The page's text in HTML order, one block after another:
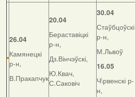
26.04
Камянецкі
р-н,
В.Пракапчук
20.04
Бераставіцкі
р-н,
Дз.Вінчэўскі,
Ю.Квач,
С.Саковіч
30.04
Стаўбцоўскі
р-н,
М.Львоў
16.05
Ч\рвенскі р-
н,